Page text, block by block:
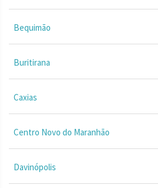
Bequimão
Buritirana
Caxias
Centro Novo do Maranhão
Davinópolis